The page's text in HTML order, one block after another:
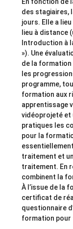
des stagiaires,
jours. Elle a
lieu à distance
Introduction à
»). Une
de la formation
les
programme,
formation aux
apprentissage
vidéoprojeté et
pratiques les
pour la
traitement et
traitement. En
combinent la
À l’issue de la
certificat de
questionnaire
formation pour